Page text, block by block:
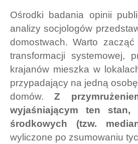
Ośrodki badania opinii
analizy socjologów
domostwach. Warto
transformacji systemowej,
krajanów mieszka w
przypadający na jedną
domów.Z
wyjaśniającym ten stan,
środkowych (tzw.
wyliczone po zsumowaniu